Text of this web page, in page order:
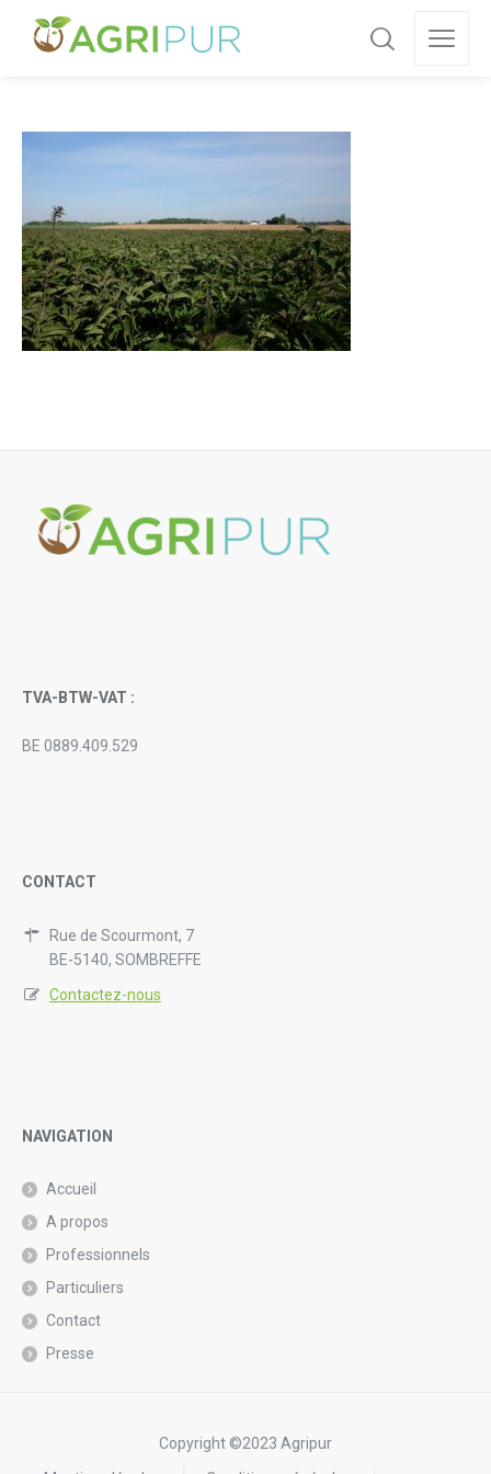
TVA-BTW-VAT :
BE 0889.409.529
CONTACT
Rue de Scourmont, 7
BE-5140, SOMBREFFE
Contactez-nous
NAVIGATION
Accueil
A propos
Professionnels
Particuliers
Contact
Presse
Copyright ©2023 Agripur